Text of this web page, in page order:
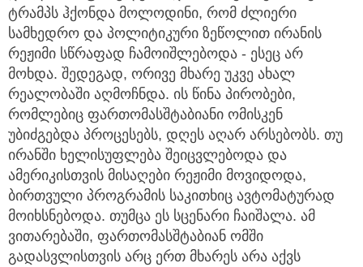
ტრამპს ჰქონდა მოლოდინი, რომ ძლიერი
სამხედრო და პოლიტიკური ზეწოლით ირანის
რეჟიმი სწრაფად ჩამოიშლებოდა - ესეც არ
მოხდა. შედეგად, ორივე მხარე უკვე ახალ
რეალობაში აღმოჩნდა. ის წინა პირობები,
რომლებიც ფართომასშტაბიანი ომისკენ
უბიძგებდა პროცესებს, დღეს აღარ არსებობს. თუ
ირანში ხელისუფლება შეიცვლებოდა და
ამერიკისთვის მისაღები რეჟიმი მოვიდოდა,
ბირთვული პროგრამის საკითხიც ავტომატურად
მოიხსნებოდა. თუმცა ეს სცენარი ჩაიშალა. ამ
ვითარებაში, ფართომასშტაბიან ომში
გადასვლისთვის არც ერთ მხარეს არა აქვს